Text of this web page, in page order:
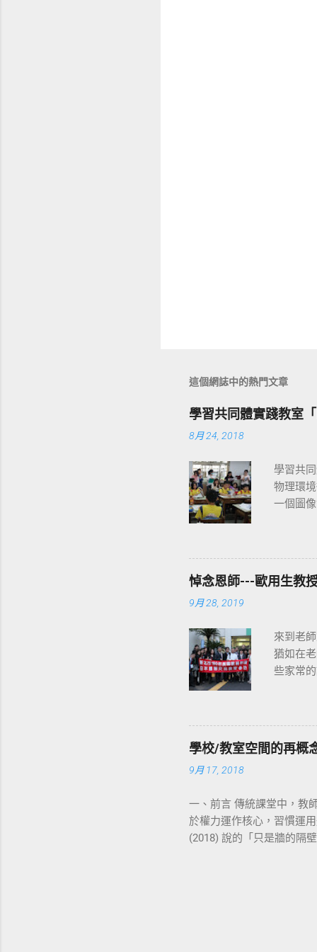
這個網誌中的熱門文章
學習共同體實踐教室
8月 24, 2018
學習共
物理環
一個圖
像、隱
和文化
改變，
識」，
具有更
涵，筆
再加上
目光、
習得並
的黑板
種意義
ㄇ字型
創造了
排創造
悼念恩師---歐用生教
9月 28, 2019
來到老
猶如在
些家常
事會來
100 年
串起了
杯酒下
老師還
我發現
這是我
微不足
堂裡師
學校/教室空間的再概
9月 17, 2018
一、前言 傳統課堂中，教
於權力運作核心，習慣運
(2018) 說的「只是牆的隔
種權力的象徵。校長室成
在。學生進出行政辦公室